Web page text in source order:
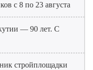
с 8 по 23 августа
— 90 лет. С
стройплощадки